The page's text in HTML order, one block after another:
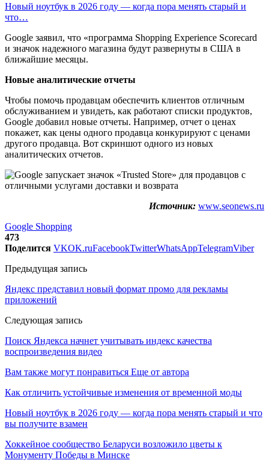
Новый ноутбук в 2026 году — когда пора менять старый и
что…
Google заявил, что «программа Shopping Experience Scorecard
и значок надежного магазина будут развернуты в США в
ближайшие месяцы.
Новые аналитические отчеты
Чтобы помочь продавцам обеспечить клиентов отличным
обслуживанием и увидеть, как работают списки продуктов,
Google добавил новые отчеты. Например, отчет о ценах
покажет, как цены одного продавца конкурируют с ценами
другого продавца. Вот скриншот одного из новых
аналитических отчетов.
Источник: www.seonews.ru
Google Shopping
473
Поделится VKOK.ruFacebookTwitterWhatsAppTelegramViber
Предыдущая запись
Яндекс представил новый формат промо для рекламы
приложений
Следующая запись
Поиск Яндекса начнет учитывать индекс качества
воспроизведения видео
Вам также могут понравиться Еще от автора
Как отличить устойчивые изменения от временной моды
Новый ноутбук в 2026 году — когда пора менять старый и что
вы получите взамен
Хоккейное сообщество Беларуси возложило цветы к
Монументу Победы в Минске